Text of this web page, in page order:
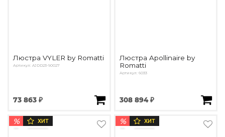
Люстра VYLER by Romatti
Артикул: AJDD23-90027
73 863 ₽
Люстра Apollinaire by
Romatti
Артикул: 6033
308 894 ₽
% ХИТ % ХИТ